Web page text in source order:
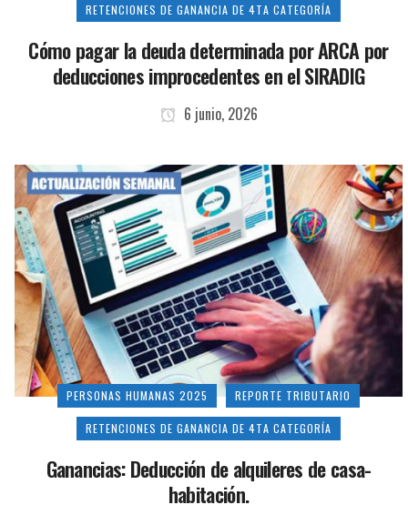
RETENCIONES DE GANANCIA DE 4TA CATEGORÍA
Cómo pagar la deuda determinada por ARCA por
deducciones improcedentes en el SIRADIG
6 junio, 2026
PERSONAS HUMANAS 2025 REPORTE TRIBUTARIO
RETENCIONES DE GANANCIA DE 4TA CATEGORÍA
Ganancias: Deducción de alquileres de casa-
habitación.